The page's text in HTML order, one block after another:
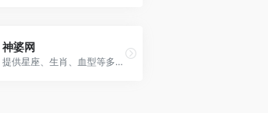
神婆网
提供星座、生肖、血型等多方面运势和解读的网站